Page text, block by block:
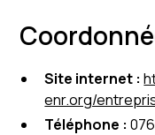
Site internet :
enr.org/
Téléphone :